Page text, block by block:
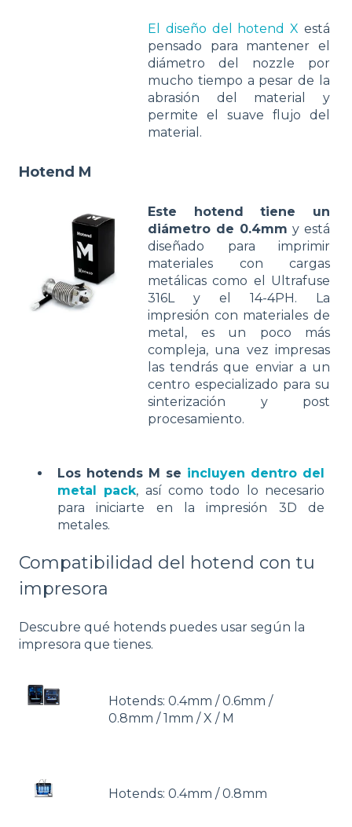
El diseño del hotend X está
pensado para mantener el
diámetro del nozzle por
mucho tiempo a pesar de la
abrasión del material y
permite el suave flujo del
material.
Hotend M
Este hotend tiene un
diámetro de 0.4mm y está
diseñado para imprimir
materiales con cargas
metálicas como el Ultrafuse
316L y el 14-4PH. La
impresión con materiales de
metal, es un poco más
compleja, una vez impresas
las tendrás que enviar a un
centro especializado para su
sinterización y post
procesamiento.
Los hotends M se incluyen dentro del
metal pack, así como todo lo necesario
para iniciarte en la impresión 3D de
metales.
Compatibilidad del hotend con tu
impresora
Descubre qué hotends puedes usar según la
impresora que tienes.
Hotends: 0.4mm / 0.6mm /
0.8mm / 1mm / X / M
Hotends: 0.4mm / 0.8mm